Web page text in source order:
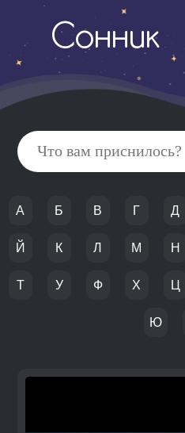
Сонник
А Б В Г Д
Й К Л М Н
Т У Ф Х Ц
Ю